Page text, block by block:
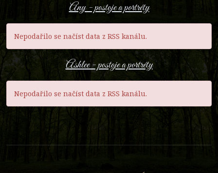
Any - postoje a portréty
Nepodařilo se načíst data z RSS kanálu.
Ashlee - postoje a portréty
Nepodařilo se načíst data z RSS kanálu.